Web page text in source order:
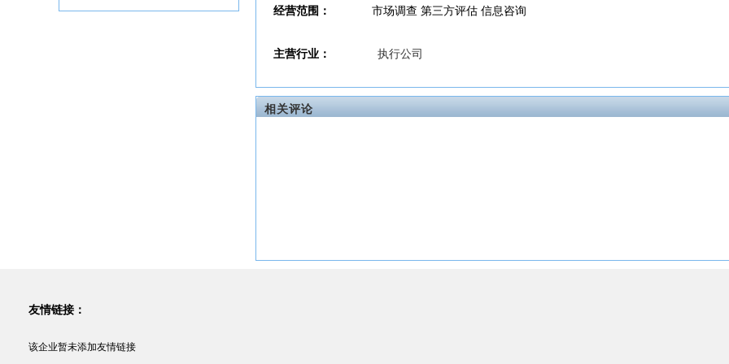
经营范围： 市场调查 第三方评估 信息咨询
主营行业： 执行公司
相关评论
友情链接：
该企业暂未添加友情链接